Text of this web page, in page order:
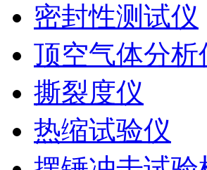
密封性测试仪
顶空气体分析
撕裂度仪
热缩试验仪